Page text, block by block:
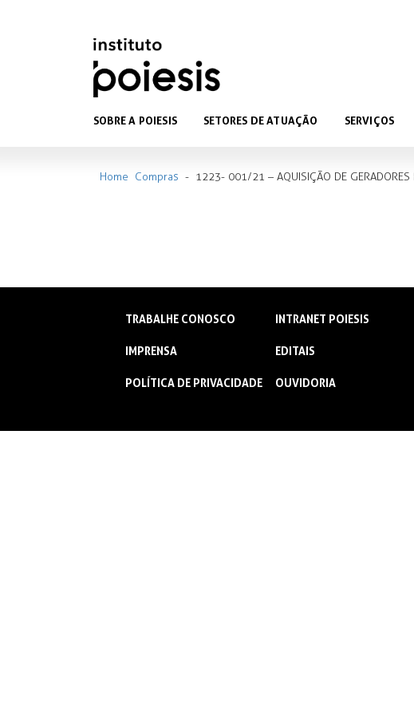
SOBRE A POIESIS SETORES DE ATUAÇÃO SERVIÇOS
Home Compras - 1223- 001/21 – AQUISIÇÃO DE GERADORES
TRABALHE CONOSCO
IMPRENSA
POLÍTICA DE PRIVACIDADE
INTRANET POIESIS
EDITAIS
OUVIDORIA